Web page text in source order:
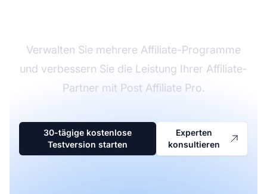
Verwalten Sie mehrere Affiliate-Programme
und verbessern Sie die Leistung Ihrer Affiliate-
Partner mit Post Affiliate Pro.
30-tägige kostenlose
Testversion starten
Experten
konsultieren